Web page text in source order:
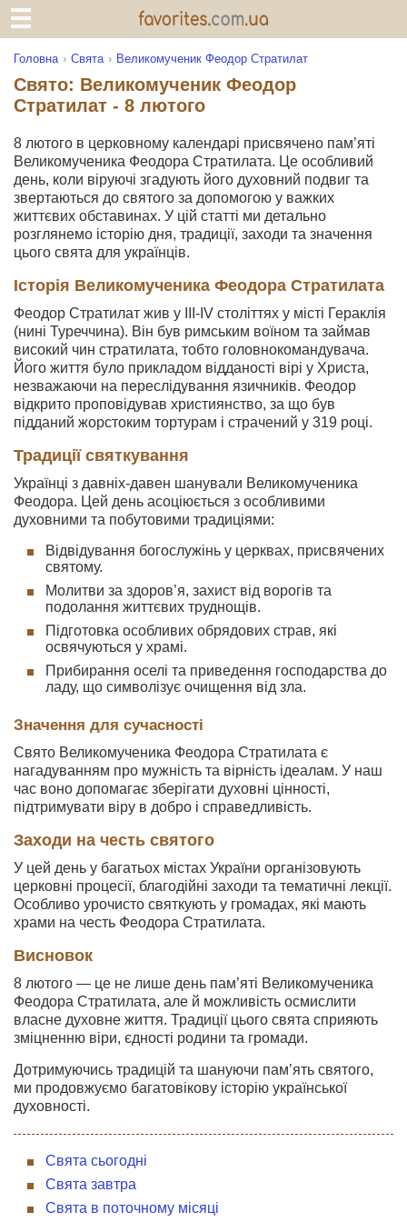
Головна Свята Великомученик Феодор Стратилат
Свято: Великомученик Феодор
Стратилат - 8 лютого
8 лютого в церковному календарі присвячено пам’яті
Великомученика Феодора Стратилата. Це особливий
день, коли віруючі згадують його духовний подвиг та
звертаються до святого за допомогою у важких
життєвих обставинах. У цій статті ми детально
розглянемо історію дня, традиції, заходи та значення
цього свята для українців.
Історія Великомученика Феодора Стратилата
Феодор Стратилат жив у III-IV століттях у місті Гераклія
(нині Туреччина). Він був римським воїном та займав
високий чин стратилата, тобто головнокомандувача.
Його життя було прикладом відданості вірі у Христа,
незважаючи на переслідування язичників. Феодор
відкрито проповідував християнство, за що був
підданий жорстоким тортурам і страчений у 319 році.
Традиції святкування
Українці з давніх-давен шанували Великомученика
Феодора. Цей день асоціюється з особливими
духовними та побутовими традиціями:
Відвідування богослужінь у церквах, присвячених
святому.
Молитви за здоров’я, захист від ворогів та
подолання життєвих труднощів.
Підготовка особливих обрядових страв, які
освячуються у храмі.
Прибирання оселі та приведення господарства до
ладу, що символізує очищення від зла.
Значення для сучасності
Свято Великомученика Феодора Стратилата є
нагадуванням про мужність та вірність ідеалам. У наш
час воно допомагає зберігати духовні цінності,
підтримувати віру в добро і справедливість.
Заходи на честь святого
У цей день у багатьох містах України організовують
церковні процесії, благодійні заходи та тематичні лекції.
Особливо урочисто святкують у громадах, які мають
храми на честь Феодора Стратилата.
Висновок
8 лютого — це не лише день пам’яті Великомученика
Феодора Стратилата, але й можливість осмислити
власне духовне життя. Традиції цього свята сприяють
зміцненню віри, єдності родини та громади.
Дотримуючись традицій та шануючи пам’ять святого,
ми продовжуємо багатовікову історію української
духовності.
Свята сьогодні
Свята завтра
Свята в поточному місяці